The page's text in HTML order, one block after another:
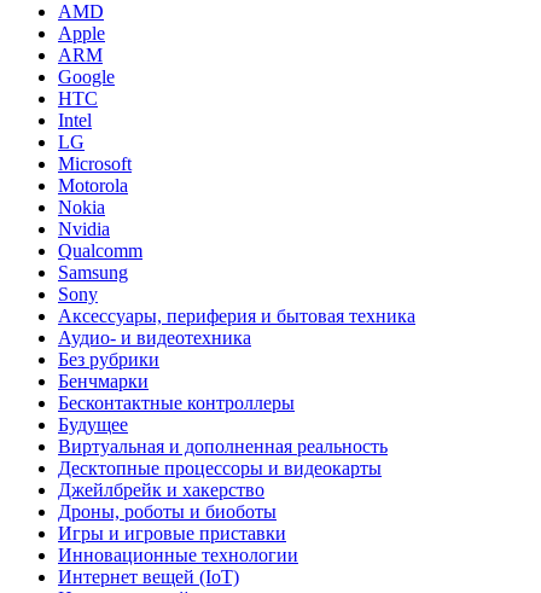
AMD
Apple
ARM
Google
HTC
Intel
LG
Microsoft
Motorola
Nokia
Nvidia
Qualcomm
Samsung
Sony
Аксессуары, периферия и бытовая техника
Аудио- и видеотехника
Без рубрики
Бенчмарки
Бесконтактные контроллеры
Будущее
Виртуальная и дополненная реальность
Десктопные процессоры и видеокарты
Джейлбрейк и хакерство
Дроны, роботы и биоботы
Игры и игровые приставки
Инновационные технологии
Интернет вещей (IoT)